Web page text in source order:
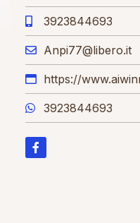
3923844693
Anpi77@libero.it
https://
3923844693